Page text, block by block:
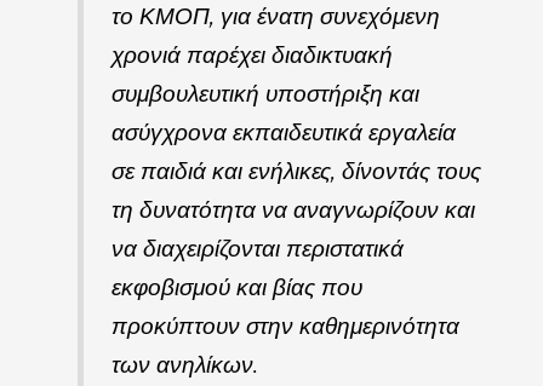
το ΚΜΟΠ, για ένατη συνεχόμενη
χρονιά παρέχει διαδικτυακή
συμβουλευτική υποστήριξη και
ασύγχρονα εκπαιδευτικά εργαλεία
σε παιδιά και ενήλικες, δίνοντάς τους
τη δυνατότητα να αναγνωρίζουν και
να διαχειρίζονται περιστατικά
εκφοβισμού και βίας που
προκύπτουν στην καθημερινότητα
των ανηλίκων.